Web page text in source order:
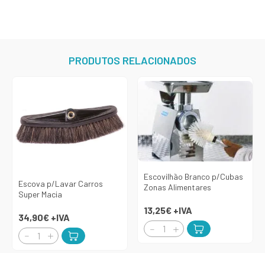
PRODUTOS RELACIONADOS
Escova p/Lavar Carros
Super Macia
34,90€ +IVA
Escovilhão Branco p/Cubas
Zonas Alimentares
13,25€ +IVA